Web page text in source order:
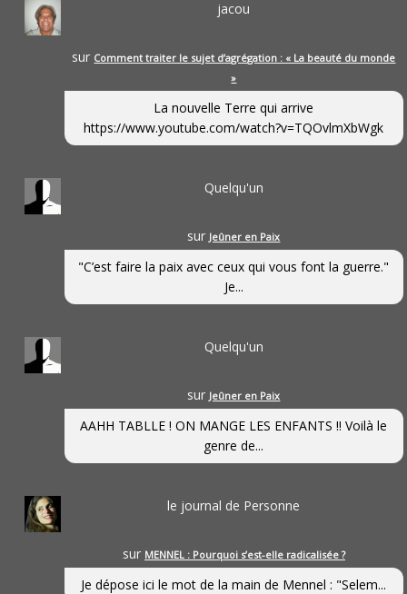
jacou
sur Comment traiter le sujet d’agrégation : « La beauté du monde
»
La nouvelle Terre qui arrive
https://www.youtube.com/watch?v=TQOvlmXbWgk
Quelqu'un
sur Jeûner en Paix
"C’est faire la paix avec ceux qui vous font la guerre."
Je...
Quelqu'un
sur Jeûner en Paix
AAHH TABLLE ! ON MANGE LES ENFANTS !! Voilà le
genre de...
le journal de Personne
sur MENNEL : Pourquoi s’est-elle radicalisée ?
Je dépose ici le mot de la main de Mennel : "Selem...